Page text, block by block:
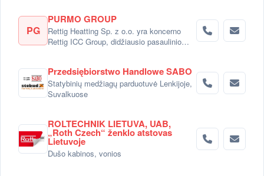
PG
PURMO GROUP
Rettig Heatting Sp. z o.o. yra koncerno
Rettig ICC Group, didžiausio pasaulinio
Przedsiębiorstwo Handlowe SABO
Statybinių medžiagų parduotuvė Lenkijoje,
Suvalkuose
ROLTECHNIK LIETUVA, UAB,
„Roth Czech“ ženklo atstovas
Lietuvoje
Dušo kabinos, vonios